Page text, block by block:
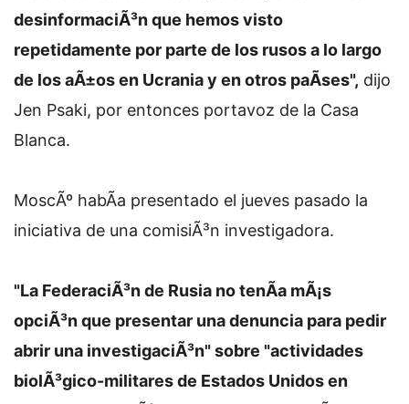
desinformaciÃ³n que hemos visto
repetidamente por parte de los rusos a lo largo
de los aÃ±os en Ucrania y en otros paÃ­ses", dijo
Jen Psaki, por entonces portavoz de la Casa
Blanca.
MoscÃº habÃ­a presentado el jueves pasado la
iniciativa de una comisiÃ³n investigadora.
"La FederaciÃ³n de Rusia no tenÃ­a mÃ¡s
opciÃ³n que presentar una denuncia para pedir
abrir una investigaciÃ³n" sobre "actividades
biolÃ³gico-militares de Estados Unidos en